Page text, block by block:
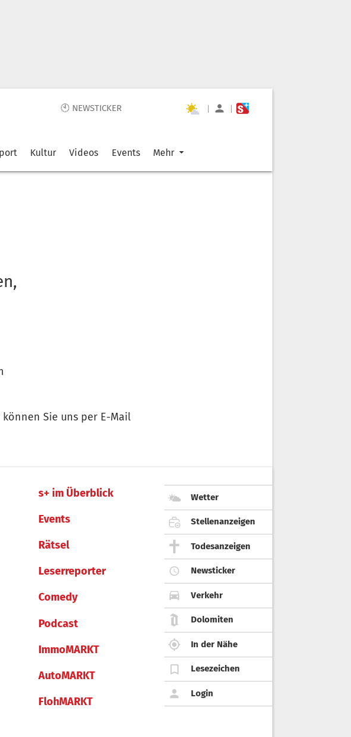
🕙 NEWSTICKER | |
Kultur Videos Events Mehr
Sie uns per E-Mail
s+ im Überblick
Events
Rätsel
Leserreporter
Comedy
Podcast
ImmoMARKT
AutoMARKT
FlohMARKT
Wetter
Stellenanzeigen
Todesanzeigen
Newsticker
Verkehr
Dolomiten
In der Nähe
Lesezeichen
Login